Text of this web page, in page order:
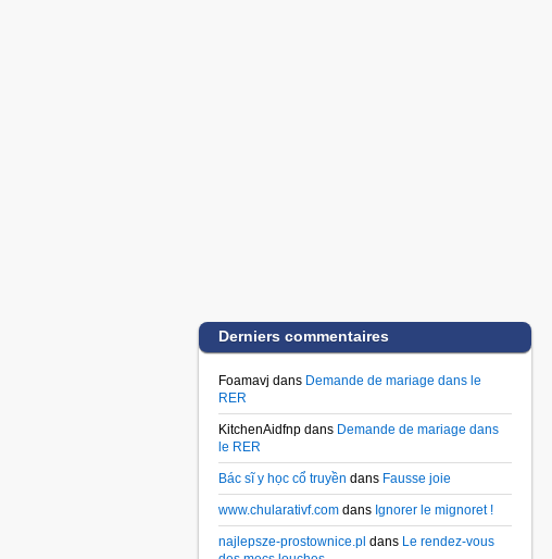
Derniers commentaires
Foamavj dans Demande de mariage dans le
RER
KitchenAidfnp dans Demande de mariage dans
le RER
Bác sĩ y học cổ truyền dans Fausse joie
www.chularativf.com dans Ignorer le mignoret !
najlepsze-prostownice.pl dans Le rendez-vous